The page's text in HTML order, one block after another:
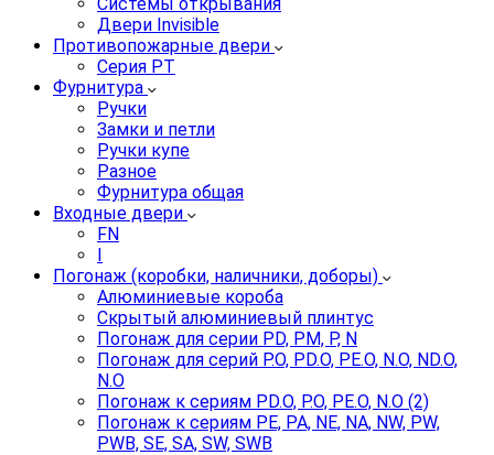
Двери Invisible
Противопожарные двери
Серия PT
Фурнитура
Ручки
Замки и петли
Ручки купе
Разное
Фурнитура общая
Входные двери
FN
I
Погонаж (коробки, наличники, доборы)
Алюминиевые короба
Скрытый алюминиевый плинтус
Погонаж для серии PD, PM, P, N
Погонаж для серий P.O, PD.O, PE.O, N.O, ND.O,
N.O
Погонаж к сериям PD.O, P.O, PE.O, N.O (2)
Погонаж к сериям PE, PA, NE, NA, NW, PW,
PWB, SE, SA, SW, SWB